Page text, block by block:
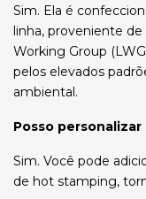
Sim. Ela é
linha, proveniente
Working Group
pelos elevados
ambiental.
Posso personalizar
Sim. Você pode
de hot stamping,